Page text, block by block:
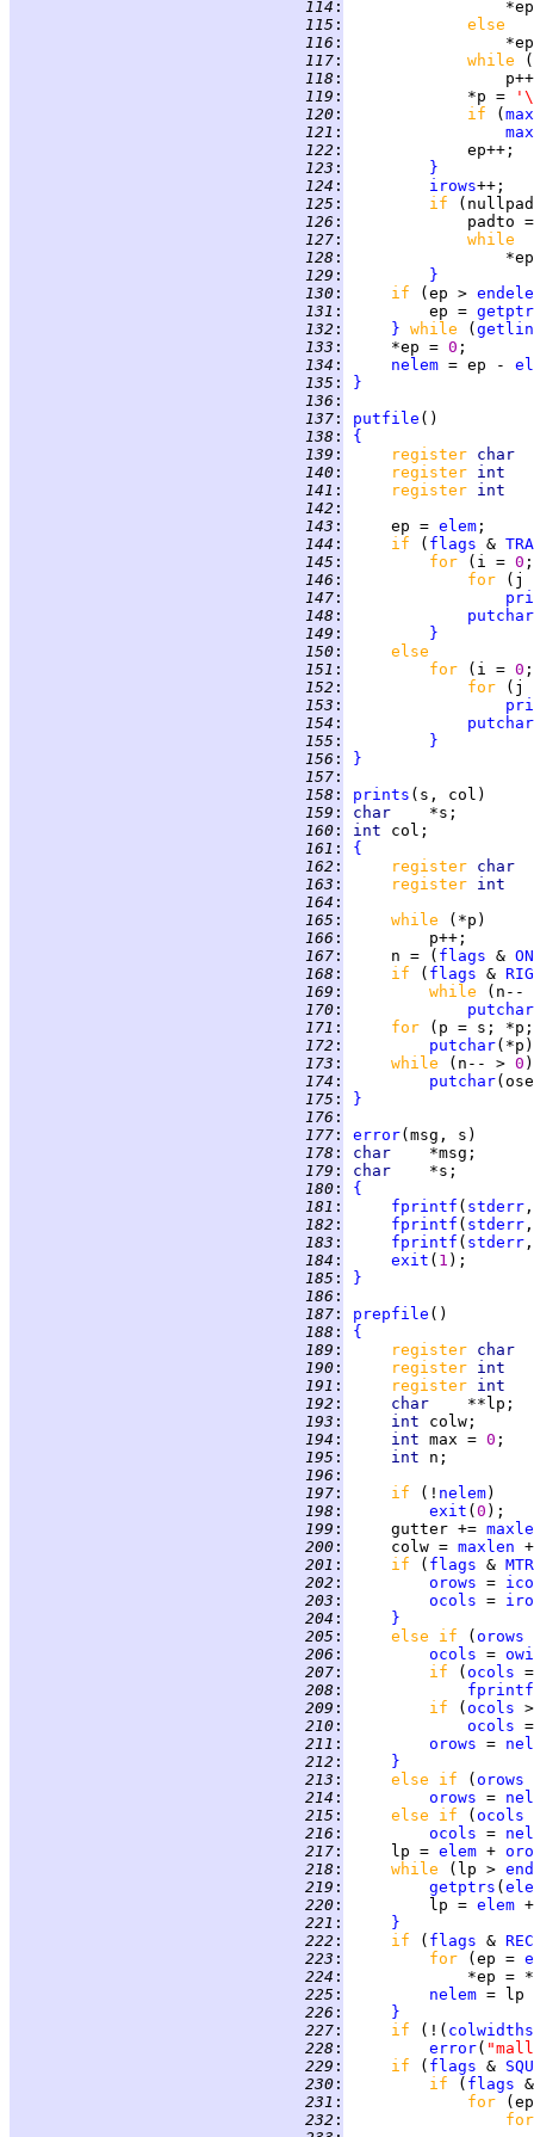
114 :
115 :
116 :
117 : while
118 :
119 :
             *p =
120 : if (
121 :
122 :
123 :
}
124 : irows
125 : if
126 :
padto
127 :
while
128 :
129 :
}
130 : if (ep >
131 :
         ep =
132 : } while (
133 :
     *ep =
0
134 : nelem = ep -
135 :
}
136 :
137 : putfile
138 :
{
139 : register
140 : register
141 : register
142 :
143 :
     ep =
elem
144 : if ( flags &
145 : for (i = 0
146 : for
(j
147 :
148 :
putchar
149 :
}
150 :
else
151 : for (i = 0
152 : for
(j
153 :
154 :
putchar
155 :
}
156 :
}
157 :
158 : prints
159 : char
160 : int
161 :
{
162 : register
163 : register
164 :
165 : while
166 :
167 :
     n = (
flags &
168 : if ( flags &
169 : while
(n--
170 :
putchar
171 :
for
172 :
putchar
173 : while (n-- > 0
174 :
putchar
175 :
}
176 :
177 : error
178 : char
179 : char
180 :
{
181 : fprintf ( stderr
182 : fprintf ( stderr
183 : fprintf ( stderr
184 : exit ( 1
185 :
}
186 :
187 : prepfile
188 :
{
189 : register
190 : register
191 : register
192 : char
193 : int
194 : int max = 0
195 : int
196 :
197 : if (! nelem
198 : exit ( 0
199 :
     gutter +=
200 :
     colw =
maxlen
201 : if ( flags &
202 : orows =
203 : ocols =
204 :
}
205 : else if ( orows
206 : ocols =
207 : if ( ocols
208 :
fprintf
209 : if ( ocols
210 : ocols
211 : orows =
212 :
}
213 : else if ( orows
214 : orows =
215 : else if ( ocols
216 : ocols =
217 :
     lp =
elem +
218 : while (lp >
219 : getptrs (
220 :
         lp =
elem
221 :
}
222 : if ( flags &
223 : for (ep =
224 :
*ep =
225 : nelem =
226 :
}
227 : if (!( colwidths
228 : error(
229 : if ( flags &
230 : if ( flags
231 : for
232 :